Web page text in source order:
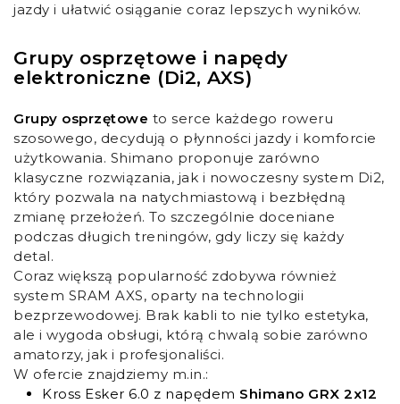
jazdy i ułatwić osiąganie coraz lepszych wyników.
Grupy osprzętowe i napędy
elektroniczne (Di2, AXS)
Grupy osprzętowe to serce każdego roweru
szosowego, decydują o płynności jazdy i komforcie
użytkowania. Shimano proponuje zarówno
klasyczne rozwiązania, jak i nowoczesny system Di2,
który pozwala na natychmiastową i bezbłędną
zmianę przełożeń. To szczególnie doceniane
podczas długich treningów, gdy liczy się każdy
detal.
Coraz większą popularność zdobywa również
system SRAM AXS, oparty na technologii
bezprzewodowej. Brak kabli to nie tylko estetyka,
ale i wygoda obsługi, którą chwalą sobie zarówno
amatorzy, jak i profesjonaliści.
W ofercie znajdziemy m.in.:
Kross Esker 6.0 z napędem Shimano GRX 2x12